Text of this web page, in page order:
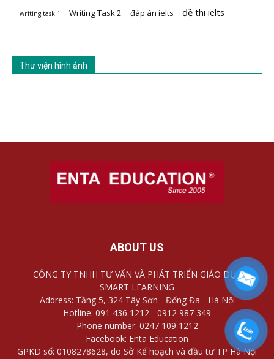
writing task 1 Writing Task 2 đáp án ielts đề thi ielts
Thư viện hình ảnh
ABOUT US
CÔNG TY TNHH TƯ VẤN VÀ PHÁT TRIỂN GIÁO DỤC
SMART LEARNING
Address: Tầng 5, 324 Tây Sơn - Đống Đa - Hà Nội
Hotline: 091 436 1212 - 0912 987 349
Phone number: 0247 109 1212
Facebook: Enta Education
GPKD số: 0108278628, do Sở Kế hoạch và đầu tư TP Hà Nội